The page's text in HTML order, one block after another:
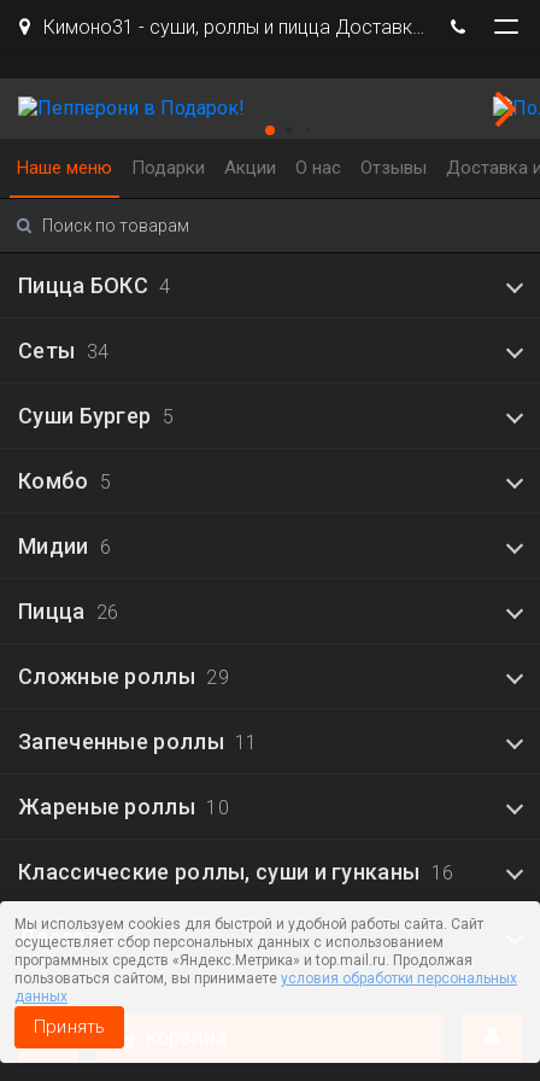
Кимоно31 - суши, роллы и пицца Доставка Белгород
Наше меню Подарки Акции О нас Отзывы Доставка
Пицца БОКС 4
Сеты 34
Суши Бургер 5
Комбо 5
Мидии 6
Пицца 26
Сложные роллы 29
Запеченные роллы 11
Жареные роллы 10
Классические роллы, суши и гунканы 16
Десерты 6
Сеты Чикен
Ножки, филе и крылья 10
Мы используем cookies для быстрой и удобной работы сайта. Сайт
осуществляет сбор персональных данных с использованием
программных средств «Яндекс.Метрика» и top.mail.ru. Продолжая
пользоваться сайтом, вы принимаете условия обработки персональных
данных
Принять